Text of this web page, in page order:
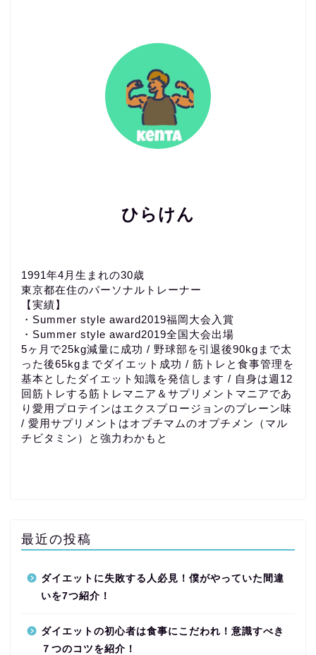
ひらけん
1991年4月生まれの30歳
東京都在住のパーソナルトレーナー
【実績】
・Summer style award2019福岡大会入賞
・Summer style award2019全国大会出場
5ヶ月で25kg減量に成功 / 野球部を引退後90kgまで太
った後65kgまでダイエット成功 / 筋トレと食事管理を
基本としたダイエット知識を発信します / 自身は週12
回筋トレする筋トレマニア＆サプリメントマニアであ
り愛用プロテインはエクスプロージョンのプレーン味
/ 愛用サプリメントはオプチマムのオプチメン（マル
チビタミン）と強力わかもと
最近の投稿
ダイエットに失敗する人必見！僕がやっていた間違
いを7つ紹介！
ダイエットの初心者は食事にこだわれ！意識すべき
７つのコツを紹介！